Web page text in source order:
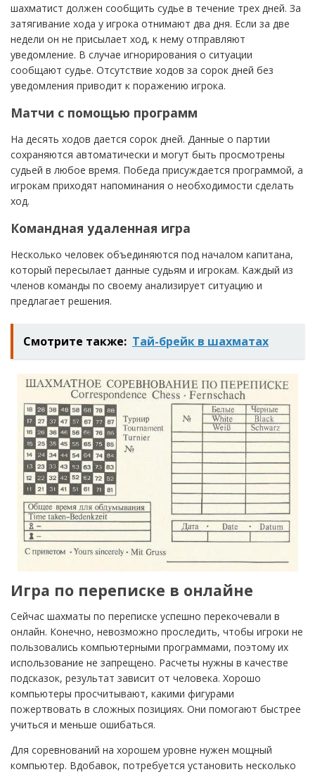
шахматист должен сообщить судье в течение трех дней. За
затягивание хода у игрока отнимают два дня. Если за две
недели он не присылает ход, к нему отправляют
уведомление. В случае игнорирования о ситуации
сообщают судье. Отсутствие ходов за сорок дней без
уведомления приводит к поражению игрока.
Матчи с помощью программ
На десять ходов дается сорок дней. Данные о партии
сохраняются автоматически и могут быть просмотрены
судьей в любое время. Победа присуждается программой, а
игрокам приходят напоминания о необходимости сделать
ход.
Командная удаленная игра
Несколько человек объединяются под началом капитана,
который пересылает данные судьям и игрокам. Каждый из
членов команды по своему анализирует ситуацию и
предлагает решения.
Смотрите также: Тай-брейк в шахматах
Игра по переписке в онлайне
Сейчас шахматы по переписке успешно перекочевали в
онлайн. Конечно, невозможно проследить, чтобы игроки не
пользовались компьютерными программами, поэтому их
использование не запрещено. Расчеты нужны в качестве
подсказок, результат зависит от человека. Хорошо
компьютеры просчитывают, какими фигурами
пожертвовать в сложных позициях. Они помогают быстрее
учиться и меньше ошибаться.
Для соревнований на хорошем уровне нужен мощный
компьютер. Вдобавок, потребуется установить несколько